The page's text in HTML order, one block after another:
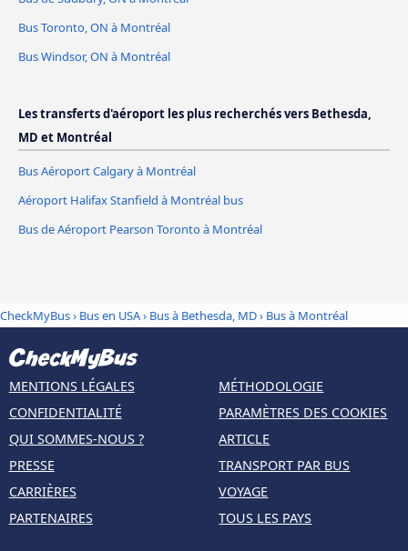
Bus Toronto, ON à Montréal
Bus Windsor, ON à Montréal
Les transferts d'aéroport les plus recherchés vers Bethesda,
MD et Montréal
Bus Aéroport Calgary à Montréal
Aéroport Halifax Stanfield à Montréal bus
Bus de Aéroport Pearson Toronto à Montréal
CheckMyBus› Bus en USA› Bus à Bethesda, MD› Bus à Montréal
MENTIONS LÉGALES
CONFIDENTIALITÉ
QUI SOMMES-NOUS ?
PRESSE
CARRIÈRES
PARTENAIRES
MÉTHODOLOGIE
PARAMÈTRES DES COOKIES
ARTICLE
TRANSPORT PAR BUS
VOYAGE
TOUS LES PAYS